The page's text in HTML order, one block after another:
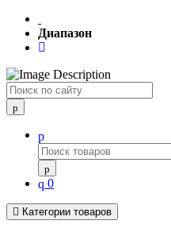
Диапазон
Поиск
0
Категории товаров